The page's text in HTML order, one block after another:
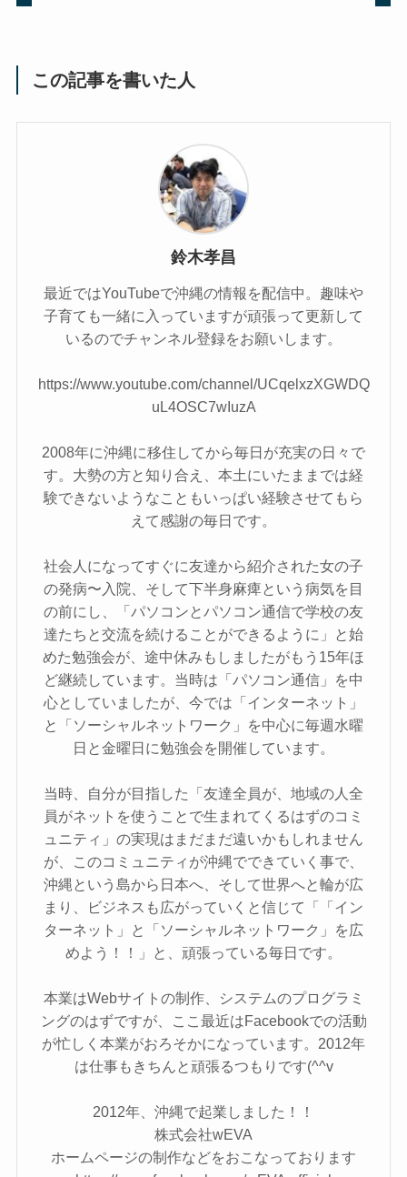
この記事を書いた人
鈴木孝昌
最近ではYouTubeで沖縄の情報を配信中。趣味や
子育ても一緒に入っていますが頑張って更新して
いるのでチャンネル登録をお願いします。
https://www.youtube.com/channel/UCqelxzXGWDQ
uL4OSC7wIuzA
2008年に沖縄に移住してから毎日が充実の日々で
す。大勢の方と知り合え、本土にいたままでは経
験できないようなこともいっぱい経験させてもら
えて感謝の毎日です。
社会人になってすぐに友達から紹介された女の子
の発病〜入院、そして下半身麻痺という病気を目
の前にし、「パソコンとパソコン通信で学校の友
達たちと交流を続けることができるように」と始
めた勉強会が、途中休みもしましたがもう15年ほ
ど継続しています。当時は「パソコン通信」を中
心としていましたが、今では「インターネット」
と「ソーシャルネットワーク」を中心に毎週水曜
日と金曜日に勉強会を開催しています。
当時、自分が目指した「友達全員が、地域の人全
員がネットを使うことで生まれてくるはずのコミ
ュニティ」の実現はまだまだ遠いかもしれません
が、このコミュニティが沖縄でできていく事で、
沖縄という島から日本へ、そして世界へと輪が広
まり、ビジネスも広がっていくと信じて「「イン
ターネット」と「ソーシャルネットワーク」を広
めよう！！」と、頑張っている毎日です。
本業はWebサイトの制作、システムのプログラミ
ングのはずですが、ここ最近はFacebookでの活動
が忙しく本業がおろそかになっています。2012年
は仕事もきちんと頑張るつもりです(^^v
2012年、沖縄で起業しました！！
株式会社wEVA
ホームページの制作などをおこなっております